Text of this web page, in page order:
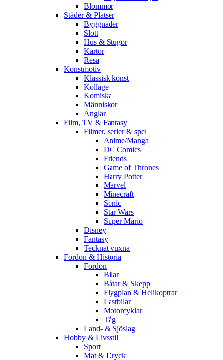
Blommor
Städer & Platser
Byggnader
Slott
Hus & Stugor
Kartor
Resa
Konstmotiv
Klassisk konst
Kollage
Komiska
Människor
Änglar
Film, TV & Fantasy
Filmer, serier & spel
Anime/Manga
DC Comics
Friends
Game of Thrones
Harry Potter
Marvel
Minecraft
Sonic
Star Wars
Super Mario
Disney
Fantasy
Tecknat vuxna
Fordon & Historia
Fordon
Bilar
Båtar & Skepp
Flygplan & Helikoptrar
Lastbilar
Motorcyklar
Tåg
Land- & Sjöslag
Hobby & Livsstil
Sport
Mat & Dryck